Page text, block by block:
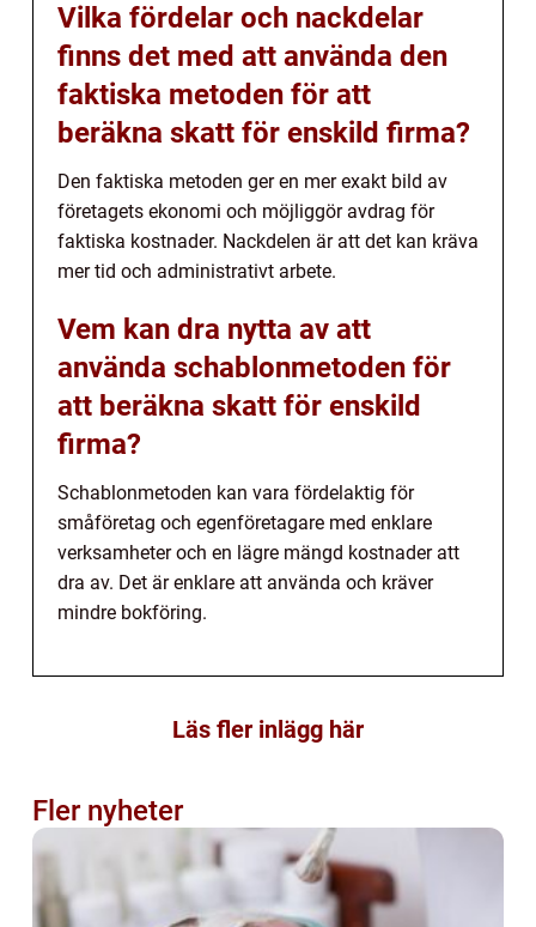
Vilka fördelar och nackdelar
finns det med att använda den
faktiska metoden för att
beräkna skatt för enskild firma?
Den faktiska metoden ger en mer exakt bild av
företagets ekonomi och möjliggör avdrag för
faktiska kostnader. Nackdelen är att det kan kräva
mer tid och administrativt arbete.
Vem kan dra nytta av att
använda schablonmetoden för
att beräkna skatt för enskild
firma?
Schablonmetoden kan vara fördelaktig för
småföretag och egenföretagare med enklare
verksamheter och en lägre mängd kostnader att
dra av. Det är enklare att använda och kräver
mindre bokföring.
Läs fler inlägg här
Fler nyheter